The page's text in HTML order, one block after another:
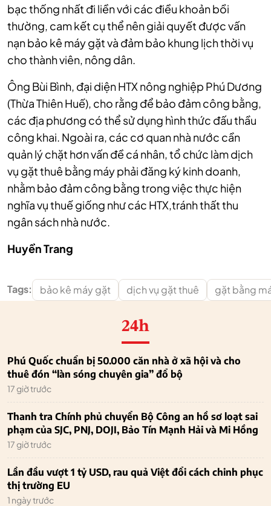
bạc thống nhất đi liền với các điều khoản bồi
thường, cam kết cụ thể nên giải quyết được vấn
nạn bảo kê máy gặt và đảm bảo khung lịch thời vụ
cho thành viên, nông dân.
Ông Bùi Bình, đại diện HTX nông nghiệp Phú Dương
(Thừa Thiên Huế), cho rằng để bảo đảm công bằng,
các địa phương có thể sử dụng hình thức đấu thầu
công khai. Ngoài ra, các cơ quan nhà nước cần
quản lý chặt hơn vấn đề cá nhân, tổ chức làm dịch
vụ gặt thuê bằng máy phải đăng ký kinh doanh,
nhằm bảo đảm công bằng trong việc thực hiện
nghĩa vụ thuế giống như các HTX,tránh thất thu
ngân sách nhà nước.
Huyền Trang
Tags: bảo kê máy gặt dịch vụ gặt thuê gặt bằng
24h
Phú Quốc chuẩn bị 50.000 căn nhà ở xã hội và cho
thuê đón “làn sóng chuyên gia” đổ bộ
17 giờ trước
Thanh tra Chính phủ chuyển Bộ Công an hồ sơ loạt sai
phạm của SJC, PNJ, DOJI, Bảo Tín Mạnh Hải và Mi Hồng
17 giờ trước
Lần đầu vượt 1 tỷ USD, rau quả Việt đổi cách chinh phục
thị trường EU
1 ngày trước